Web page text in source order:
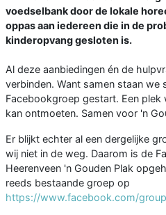
voedselbank door de lokale
oppas aan iedereen die in de
kinderopvang gesloten is.
Al deze aanbiedingen én de
verbinden. Want samen staan we
Facebookgroep gestart. Een plek
kan ontmoeten. Samen voor 'n
Er blijkt echter al een dergelijke
wij niet in de weg. Daarom is de
Heerenveen 'n Gouden Plak
reeds bestaande groep op
https://www.facebook.com/